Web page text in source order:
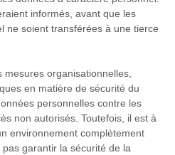
informés, avant que les
ne soient transférées à une tierce
mesures organisationnelles,
en matière de sécurité du
personnelles contre les
non autorisés. Toutefois, il est à
environnement complètement
garantir la sécurité de la